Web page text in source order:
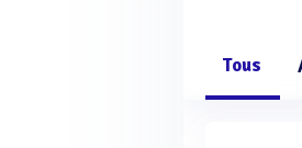
Tous